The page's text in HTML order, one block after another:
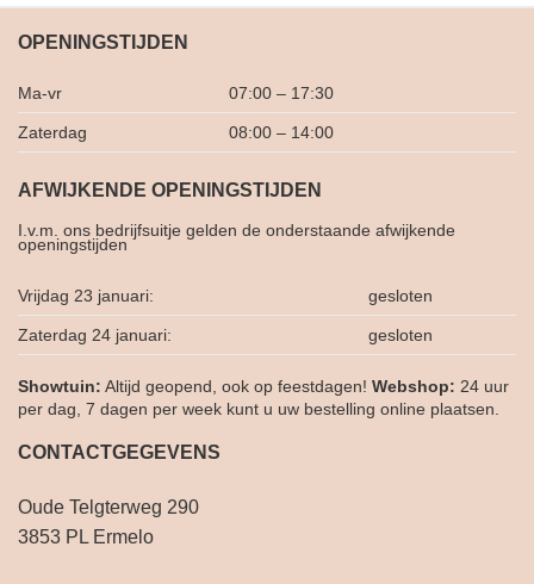
OPENINGSTIJDEN
Ma-vr 07:00 – 17:30
Zaterdag 08:00 – 14:00
AFWIJKENDE OPENINGSTIJDEN
I.v.m. ons bedrijfsuitje gelden de onderstaande afwijkende
openingstijden
Vrijdag 23 januari: gesloten
Zaterdag 24 januari: gesloten
Showtuin: Altijd geopend, ook op feestdagen! Webshop: 24 uur
per dag, 7 dagen per week kunt u uw bestelling online plaatsen.
CONTACTGEGEVENS
Oude Telgterweg 290
3853 PL Ermelo